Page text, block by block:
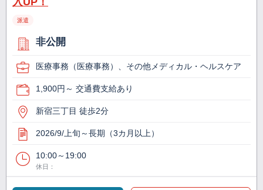
派遣
非公開
医療事務（医療事務）、その他メディカル・ヘルスケア
1,900円～ 交通費支給あり
新宿三丁目 徒歩2分
2026/9/上旬～長期（3カ月以上）
10:00～19:00
休日：